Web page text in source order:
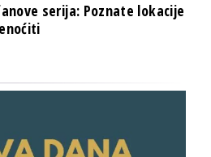
serija: Poznate lokacije